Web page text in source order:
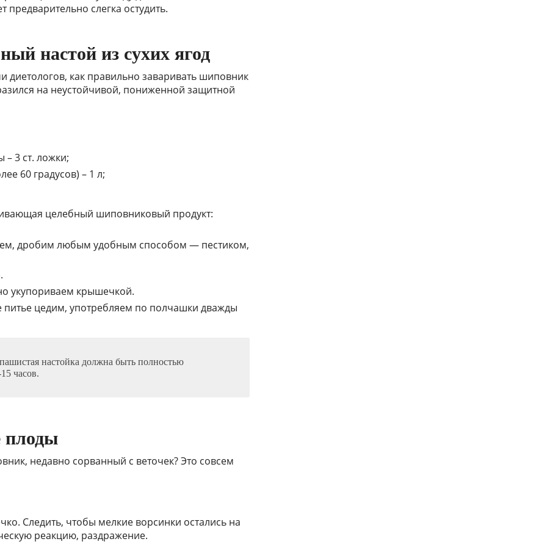
слегка остудить.
настой из сухих ягод
диетологов, как правильно заваривать шиповник
на неустойчивой, пониженной защитной
– 3 ст. ложки;
60 градусов) – 1 л;
целебный шиповниковый продукт:
дробим любым удобным способом — пестиком,
укупориваем крышечкой.
цедим, употребляем по полчашки дважды
настойка должна быть полностью
часов.
плоды
недавно сорванный с веточек? Это совсем
Следить, чтобы мелкие ворсинки остались на
реакцию, раздражение.